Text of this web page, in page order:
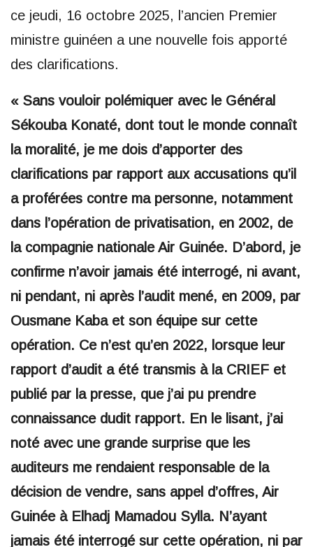
ce jeudi, 16 octobre 2025, l’ancien Premier
ministre guinéen a une nouvelle fois apporté
des clarifications.
« Sans vouloir polémiquer avec le Général
Sékouba Konaté, dont tout le monde connaît
la moralité, je me dois d’apporter des
clarifications par rapport aux accusations qu’il
a proférées contre ma personne, notamment
dans l’opération de privatisation, en 2002, de
la compagnie nationale Air Guinée. D’abord, je
confirme n’avoir jamais été interrogé, ni avant,
ni pendant, ni après l’audit mené, en 2009, par
Ousmane Kaba et son équipe sur cette
opération. Ce n’est qu’en 2022, lorsque leur
rapport d’audit a été transmis à la CRIEF et
publié par la presse, que j’ai pu prendre
connaissance dudit rapport. En le lisant, j’ai
noté avec une grande surprise que les
auditeurs me rendaient responsable de la
décision de vendre, sans appel d’offres, Air
Guinée à Elhadj Mamadou Sylla. N’ayant
jamais été interrogé sur cette opération, ni par